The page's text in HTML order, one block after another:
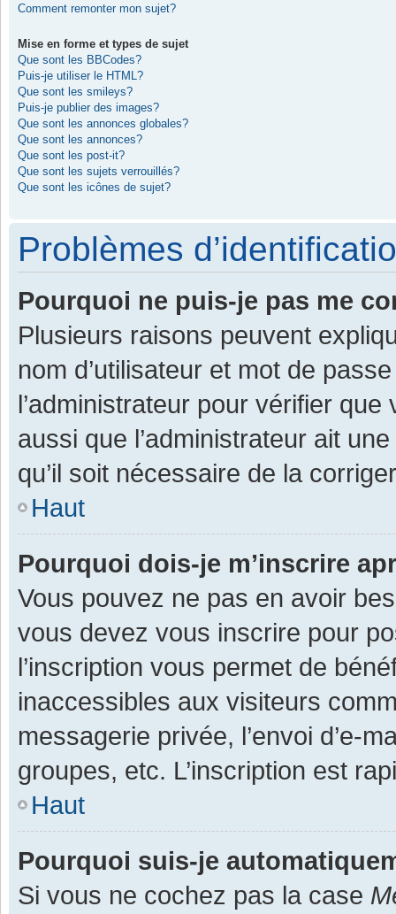
Comment remonter mon sujet?
Mise en forme et types de sujet
Que sont les BBCodes?
Puis-je utiliser le HTML?
Que sont les smileys?
Puis-je publier des images?
Que sont les annonces globales?
Que sont les annonces?
Que sont les post-it?
Que sont les sujets verrouillés?
Que sont les icônes de sujet?
Problèmes
Pourquoi ne puis-je pas me
Plusieurs raisons peuvent
nom d’utilisateur et mot de
l’administrateur pour vérifier
aussi que l’administrateur ait
qu’il soit nécessaire de la
Haut
Pourquoi dois-je m’inscrire
Vous pouvez ne pas en avoir
vous devez vous inscrire pour
l’inscription vous permet de
inaccessibles aux visiteurs
messagerie privée, l’envoi d’e-
groupes, etc. L’inscription est
Haut
Pourquoi suis-je
Si vous ne cochez pas la case